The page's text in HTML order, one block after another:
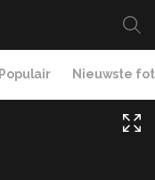
Populair Nieuwste